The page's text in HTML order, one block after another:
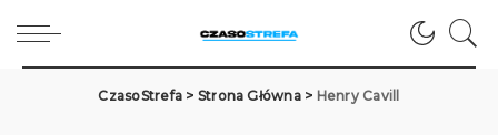
CzasoStrefa > Strona Główna> Henry Cavill